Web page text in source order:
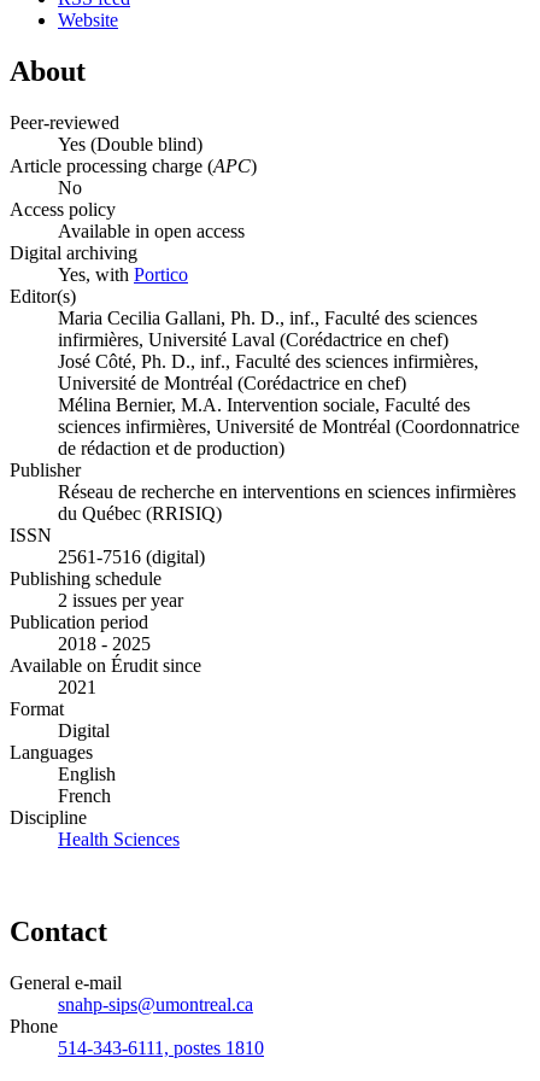
Website
About
Peer-reviewed
Yes (Double blind)
Article processing charge (APC)
No
Access policy
Available in open access
Digital archiving
Yes, with Portico
Editor(s)
Maria Cecilia Gallani, Ph. D., inf., Faculté des sciences
infirmières, Université Laval (Corédactrice en chef)
José Côté, Ph. D., inf., Faculté des sciences infirmières,
Université de Montréal (Corédactrice en chef)
Mélina Bernier, M.A. Intervention sociale, Faculté des
sciences infirmières, Université de Montréal (Coordonnatrice
de rédaction et de production)
Publisher
Réseau de recherche en interventions en sciences infirmières
du Québec (RRISIQ)
ISSN
2561-7516 (digital)
Publishing schedule
2 issues per year
Publication period
2018 - 2025
Available on Érudit since
2021
Format
Digital
Languages
English
French
Discipline
Health Sciences
Contact
General e-mail
snahp-sips@umontreal.ca
Phone
514-343-6111, postes 1810